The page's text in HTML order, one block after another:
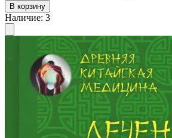
В корзину
Наличие: 3